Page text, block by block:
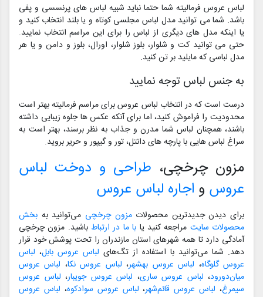
لباس عروس فرمالیته شما حتما نباید شبیه لباس های پرنسسی و پفی
باشد. شما می توانید مدل لباس مجلسی کوتاه و یا بلند انتخاب کنید و
یا اینکه مدل های دیگری از لباس را برای این مراسم انتخاب نمایید.
حتی می توانید کت و شلوار، بلوز شلوار، اورال، بلوز و دامن و یا هر
مدل لباسی که مایلید بر تن کنید.
به جنس لباس توجه نمایید
درست است که در انتخاب لباس عروس برای مراسم فرمالیته بهتر است
محدودیت را فراموش کنید، اما برای آنکه عکس ها جلوه زیبایی داشته
باشند، همچنان لباس شما مدرن و جذاب به نظر برسند، بهتر است به
سراغ لباس هایی با پارچه های دانتل، تور و گیپور و حریر بروید.
مزون چرخچی، طراحی و دوخت لباس
عروس و اجاره لباس عروس
برای دیدن جدیدترین محصولاتمزون چرخچی می‌توانید به بخش
محصولات سایت مراجعه کنید یا با ما در ارتباط باشید. مزون چرخچی
آمادگی دارد تا همه شهرهای استان مازندران را تحت پوشش خود قرار
دهد. شما می‌توانید با استفاده از تگ‌های لباس عروس بابل، لباس
عروس گلوگاه، لباس عروس بهشهر، لباس عروس نکا، لباس عروس
میان‌دورود، لباس عروس ساری، لباس عروس جویبار، لباس عروس
سیمرغ، لباس عروس قائم‌شهر، لباس عروس سوادکوه، لباس عروس